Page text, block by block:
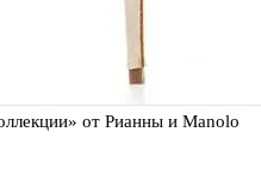
от Рианны и Manolo